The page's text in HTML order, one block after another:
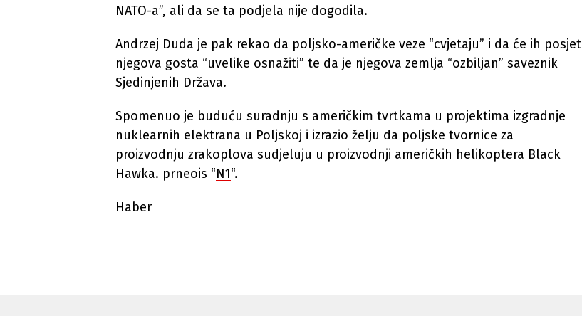
NATO-a”, ali da se ta podjela nije dogodila.
Andrzej Duda je pak rekao da poljsko-američke veze “cvjetaju” i da će ih posjet
njegova gosta “uvelike osnažiti” te da je njegova zemlja “ozbiljan” saveznik
Sjedinjenih Država.
Spomenuo je buduću suradnju s američkim tvrtkama u projektima izgradnje
nuklearnih elektrana u Poljskoj i izrazio želju da poljske tvornice za
proizvodnju zrakoplova sudjeluju u proizvodnji američkih helikoptera Black
Hawka. prneois “N1“.
Haber